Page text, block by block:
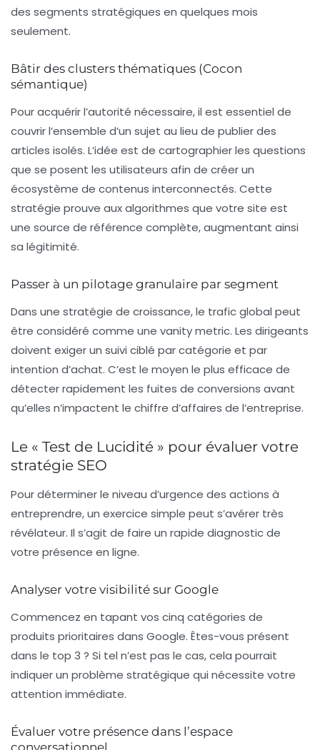
des segments stratégiques en quelques mois
seulement.
Bâtir des clusters thématiques (Cocon
sémantique)
Pour acquérir l’autorité nécessaire, il est essentiel de
couvrir l’ensemble d’un sujet au lieu de publier des
articles isolés. L’idée est de cartographier les questions
que se posent les utilisateurs afin de créer un
écosystème de contenus interconnectés. Cette
stratégie prouve aux algorithmes que votre site est
une source de référence complète, augmentant ainsi
sa légitimité.
Passer à un pilotage granulaire par segment
Dans une stratégie de croissance, le trafic global peut
être considéré comme une vanity metric. Les dirigeants
doivent exiger un suivi ciblé par catégorie et par
intention d’achat. C’est le moyen le plus efficace de
détecter rapidement les fuites de conversions avant
qu’elles n’impactent le chiffre d’affaires de l’entreprise.
Le « Test de Lucidité » pour évaluer votre
stratégie SEO
Pour déterminer le niveau d’urgence des actions à
entreprendre, un exercice simple peut s’avérer très
révélateur. Il s’agit de faire un rapide diagnostic de
votre présence en ligne.
Analyser votre visibilité sur Google
Commencez en tapant vos cinq catégories de
produits prioritaires dans Google. Êtes-vous présent
dans le top 3 ? Si tel n’est pas le cas, cela pourrait
indiquer un problème stratégique qui nécessite votre
attention immédiate.
Évaluer votre présence dans l’espace
conversationnel